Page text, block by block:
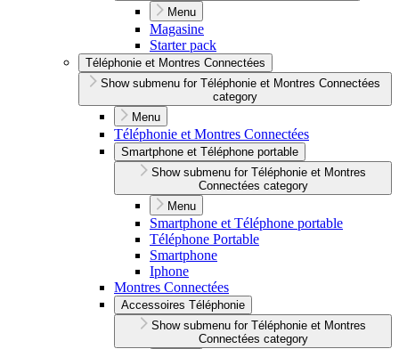
Menu
Magasine
Starter pack
Téléphonie et Montres Connectées
Show submenu for Téléphonie et Montres Connectées
category
Menu
Téléphonie et Montres Connectées
Smartphone et Téléphone portable
Show submenu for Téléphonie et Montres
Connectées category
Menu
Smartphone et Téléphone portable
Téléphone Portable
Smartphone
Iphone
Montres Connectées
Accessoires Téléphonie
Show submenu for Téléphonie et Montres
Connectées category